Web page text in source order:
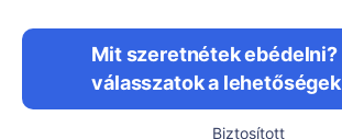
Mit szeretnétek ebédelni?
válasszatok a
Biztosított